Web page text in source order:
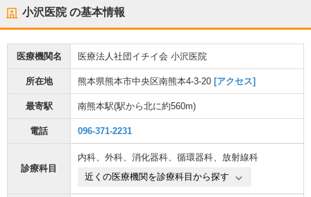
小沢医院の基本情報
医療機関名 医療法人社団イチイ会 小沢医院
所在地 熊本県熊本市中央区南熊本4-3-20 [アクセス]
最寄駅 南熊本駅(駅から北に約560m)
電話 096-371-2231
診療科目
内科、 外科、 消化器科、 循環器科、 放射線科
近くの医療機関を診療科目から探す